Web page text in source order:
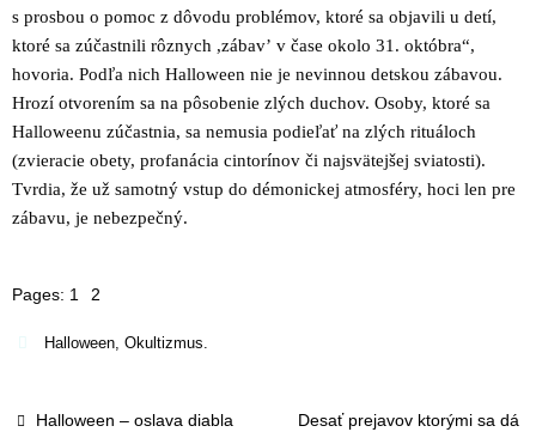
s prosbou o pomoc z dôvodu problémov, ktoré sa objavili u detí,
ktoré sa zúčastnili rôznych ,zábavʼ v čase okolo 31. októbra“,
hovoria. Podľa nich Halloween nie je nevinnou detskou zábavou.
Hrozí otvorením sa na pôsobenie zlých duchov. Osoby, ktoré sa
Halloweenu zúčastnia, sa nemusia podieľať na zlých rituáloch
(zvieracie obety, profanácia cintorínov či najsvätejšej sviatosti).
Tvrdia, že už samotný vstup do démonickej atmosféry, hoci len pre
zábavu, je nebezpečný.
Pages: 1 2
Halloween, Okultizmus.
Halloween – oslava diabla
Desať prejavov ktorými sa dá